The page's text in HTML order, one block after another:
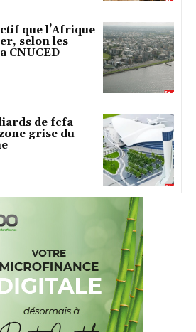
que l’Afrique
selon les
CNUCED
de fcfa
grise du